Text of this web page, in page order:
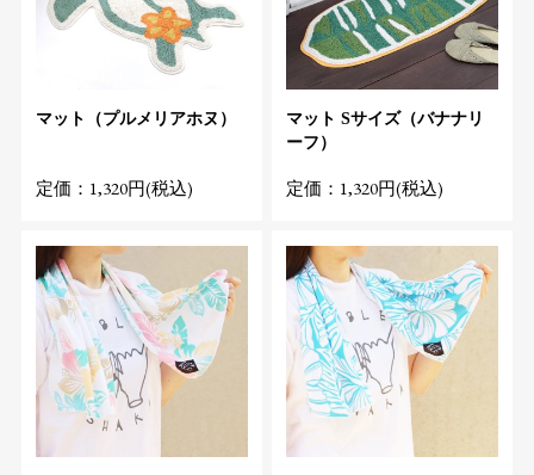
マット（プルメリアホヌ）
定価：1,320円(税込)
マット Sサイズ（バナナリ
ーフ）
定価：1,320円(税込)